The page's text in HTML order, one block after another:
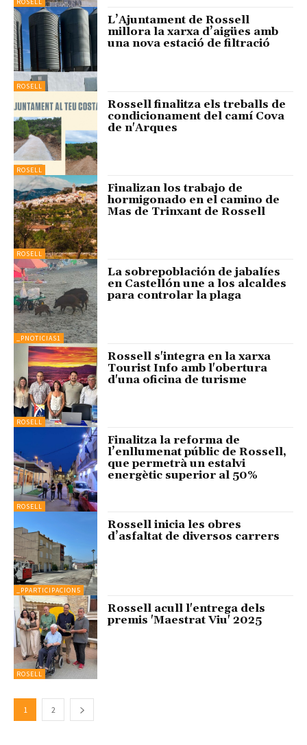
ROSELL
ROSELL
L’Ajuntament de Rossell
millora la xarxa d’aigües amb
una nova estació de filtració
ROSELL
Rossell finalitza els treballs de
condicionament del camí Cova
de n'Arques
ROSELL
Finalizan los trabajo de
hormigonado en el camino de
Mas de Trinxant de Rossell
_PNOTICIAS1
La sobrepoblación de jabalíes
en Castellón une a los alcaldes
para controlar la plaga
ROSELL
Rossell s'integra en la xarxa
Tourist Info amb l'obertura
d'una oficina de turisme
ROSELL
Finalitza la reforma de
l’enllumenat públic de Rossell,
que permetrà un estalvi
energètic superior al 50%
_PPARTICIPACION5
Rossell inicia les obres
d’asfaltat de diversos carrers
ROSELL
Rossell acull l'entrega dels
premis 'Maestrat Viu' 2025
1 2